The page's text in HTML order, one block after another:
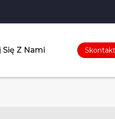
Z Nami